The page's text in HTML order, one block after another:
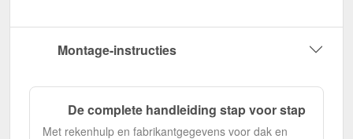
Montage-instructies
De complete handleiding stap voor stap
Met rekenhulp en fabrikantgegevens voor dak en